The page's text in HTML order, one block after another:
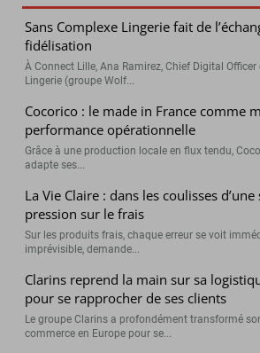
Sans Complexe Lingerie fait de
fidélisation
À Connect Lille, Ana Ramirez, Chief Digital
Lingerie (groupe Wolf...
Cocorico : le made in France comme
performance opérationnelle
Grâce à une production locale en flux tendu,
adapte ses...
La Vie Claire : dans les coulisses
pression sur le frais
Sur les produits frais, chaque erreur se voit
imprévisible, demande...
Clarins reprend la main sur sa
pour se rapprocher de ses clients
Le groupe Clarins a profondément transformé
commerce en Europe pour se...